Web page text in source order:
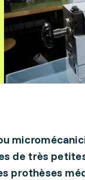
de très
prothèses